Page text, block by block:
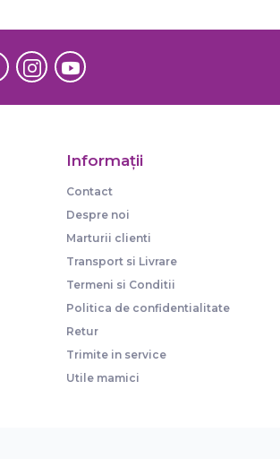
Informaţii
Contact
Despre noi
Marturii clienti
Transport si Livrare
Termeni si Conditii
Politica de confidentialitate
Retur
Trimite in service
Utile mamici